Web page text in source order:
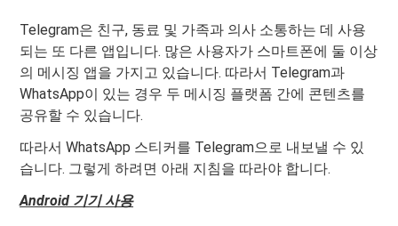
Telegram은 친구, 동료 및 가족과 의사 소통하는 데 사용
되는 또 다른 앱입니다. 많은 사용자가 스마트폰에 둘 이상
의 메시징 앱을 가지고 있습니다. 따라서 Telegram과
WhatsApp이 있는 경우 두 메시징 플랫폼 간에 콘텐츠를
공유할 수 있습니다.
따라서 WhatsApp 스티커를 Telegram으로 내보낼 수 있
습니다. 그렇게 하려면 아래 지침을 따라야 합니다.
Android 기기 사용